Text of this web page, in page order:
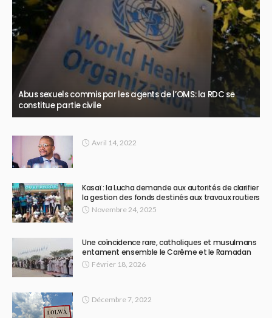
Abus sexuels commis par les agents de l’OMS: la RDC se
constitue partie civile
Avril 14, 2022
Kasaï : la Lucha demande aux autorités de clarifier
la gestion des fonds destinés aux travaux routiers
Novembre 24, 2025
Une coïncidence rare, catholiques et musulmans
entament ensemble le Carême et le Ramadan
Février 18, 2026
Décembre 7, 2022